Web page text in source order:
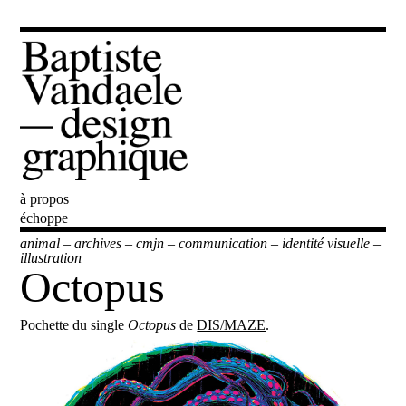
Baptiste Vandaele
à propos
échoppe
animal –archives –cmjn –communication – identité visuelle –
illustration
Octopus
Pochette du singleOctopus deDIS/MAZE.